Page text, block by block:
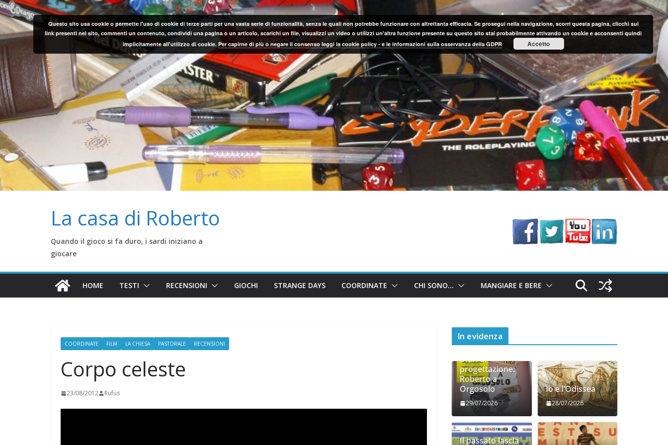
Salta
al
contenuto
La casa di Roberto
Quando il gioco si fa duro, i sardi iniziano a
giocare
HOME TESTI RECENSIONI GIOCHI STRANGE DAYS COORDINATE CHI SONO… MANGIARE E BERE
COORDINATE FILM LA CHIESA PASTORALE RECENSIONI
Corpo celeste
23/08/2012 Rufus
In evidenza
Diari di
progettazione:
Roberto a
Orgosolo
29/07/2026
Io e l’Odissea
28/07/2026
Il passato lascia
Questo sito usa cookie o permette l'uso di cookie di terze parti per una vasta serie di funzionalità, senza le quali non potrebbe funzionare con altrettanta efficacia. Se prosegui nella navigazione, scorri questa pagina, clicchi sui
link presenti nel sito, commenti un contenuto, condividi una pagina o un articolo, scarichi un file, visualizzi un video o utilizzi un'altra funzione presente su questo sito stai probabilmente attivando un cookie e acconsenti quindi
implicitamente all'utilizzo di cookie. Per capirne di più o negare il consenso leggi la cookie policy - e le informazioni sulla osservanza della GDPR Accetto